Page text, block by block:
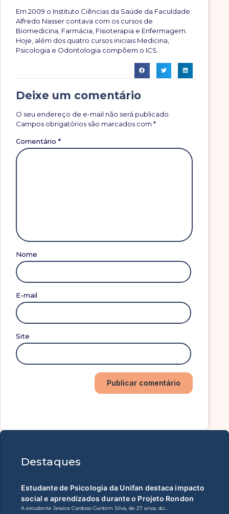
Em 2009 o Instituto Ciências da Saúde da Faculdade
Alfredo Nasser contava com os cursos de
Biomedicina, Farmácia, Fisioterapia e Enfermagem.
Hoje, além dos quatro cursos iniciais Medicina,
Psicologia e Odontologia compõem o ICS.
Deixe um comentário
O seu endereço de e-mail não será publicado.
Campos obrigatórios são marcados com *
Comentário *
Nome
E-mail
Site
Destaques
Estudante de Psicologia da Unifan destaca impacto
social e aprendizados durante o Projeto Rondon
A estudante Jessica Cardoso Garbim Silva, de 27 anos, do…